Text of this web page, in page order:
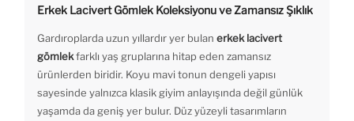
Erkek Lacivert Gömlek Koleksiyonu ve Zamansız Şıklık
Gardıroplarda uzun yıllardır yer bulan erkek lacivert
gömlekfarklı yaş gruplarına hitap eden zamansız
ürünlerden biridir. Koyu mavi tonun dengeli yapısı
sayesinde yalnızca klasik giyim anlayışında değil günlük
yaşamda da geniş yer bulur. Düz yüzeyli tasarımların